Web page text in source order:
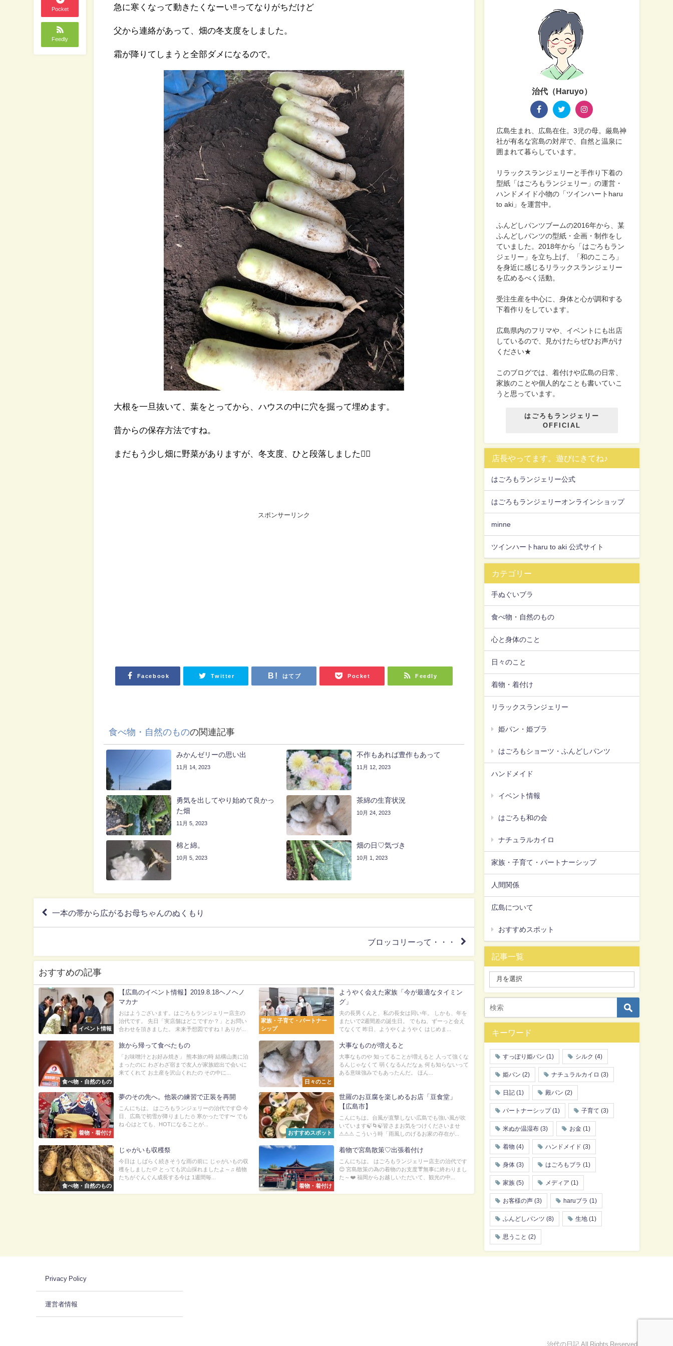
Pocket
Feedly
急に寒くなって動きたくなーい‼️ってなりがちだけど
父から連絡があって、畑の冬支度をしました。
霜が降りてしまうと全部ダメになるので。
大根を一旦抜いて、葉をとってから、ハウスの中に穴を掘って埋めます。
昔からの保存方法ですね。
まだもう少し畑に野菜がありますが、冬支度、ひと段落しました👍🏻
スポンサーリンク
Facebook Twitter はてブ Pocket Feedly
食べ物・自然のものの関連記事
みかんゼリーの思い出
11月 14, 2023
不作もあれば豊作もあって
11月 12, 2023
勇気を出してやり始めて良かっ
た畑
11月 5, 2023
茶綿の生育状況
10月 24, 2023
棉と綿。
10月 5, 2023
畑の日♡気づき
10月 1, 2023
一本の帯から広がるお母ちゃんのぬくもり
ブロッコリーって・・・
おすすめの記事
イベント情報
【広島のイベント情報】2019.8.18ヘノヘノ
マカナ
おはようございます。はごろもランジェリー店主の
治代です。 先日「実店舗はどこですか？」とお問い
合わせを頂きました。 未来予想図ですね！ありが...
家族・子育て・パートナー
シップ
ようやく会えた家族「今が最適なタイミン
グ」
夫の長男くんと、私の長女は同い年。 しかも、年を
またいで2週間差の誕生日。 でもね、ずーっと会え
てなくて 昨日、ようやくようやく はじめま...
食べ物・自然のもの
旅から帰って食べたもの
「お味噌汁とお好み焼き」 熊本旅の時 結構山奥に泊
まったのに わざわざ宿まで友人が家族総出で会いに
来てくれて お土産を沢山くれたの その中に...
日々のこと
大事なものが増えると
大事なものや 知ってることが増えると 人って強くな
るんじゃなくて 弱くなるんだなぁ 何も知らないって
ある意味強みでもあったんだ。 ほん...
着物・着付け
夢のその先へ。他装の練習で正装を再開
こんにちは。 はごろもランジェリーの治代です😊 今
日、広島で初雪が降りました⛄️ 寒かったです〜 でも
ね 心はとても、HOTになることが...
おすすめスポット
世羅のお豆腐を楽しめるお店「豆食堂」
【広島市】
こんにちは。台風が直撃しない広島でも強い風が吹
いています🍃🌀🍃皆さまお気をつけくださいませ
⚠︎⚠︎⚠︎ こういう時「雨風しのげるお家の存在が...
食べ物・自然のもの
じゃがいも収穫祭
今日は しばらく続きそうな雨の前に じゃがいもの収
穫をしました🥔 とっても沢山採れましたよ～♫ 植物
たちがぐんぐん成長する今は 1週間毎...
着物・着付け
着物で宮島散策♡出張着付け
こんにちは。 はごろもランジェリー店主の治代です
😊 宮島散策の為の着物のお支度👘無事に終わりまし
た～❤️ 福岡からお越しいただいて、観光の中...
治代（Haruyo）
広島生まれ、広島在住。3児の母。厳島神
社が有名な宮島の対岸で、自然と温泉に
囲まれて暮らしています。
リラックスランジェリーと手作り下着の
型紙「はごろもランジェリー」の運営・
ハンドメイド小物の「ツインハートharu
to aki」を運営中。
ふんどしパンツブームの2016年から、某
ふんどしパンツの型紙・企画・制作をし
ていました。2018年から「はごろもラン
ジェリー」を立ち上げ、「和のこころ」
を身近に感じるリラックスランジェリー
を広めるべく活動。
受注生産を中心に、身体と心が調和する
下着作りをしています。
広島県内のフリマや、イベントにも出店
しているので、見かけたらぜひお声がけ
ください★
このブログでは、着付けや広島の日常、
家族のことや個人的なことも書いていこ
うと思っています。
はごろもランジェリー
OFFICIAL
店長やってます。遊びにきてね♪
はごろもランジェリー公式
はごろもランジェリーオンラインショップ
minne
ツインハートharu to aki 公式サイト
カテゴリー
手ぬぐいブラ
食べ物・自然のもの
心と身体のこと
日々のこと
着物・着付け
リラックスランジェリー
姫パン・姫ブラ
はごろもショーツ・ふんどしパンツ
ハンドメイド
イベント情報
はごろも和の会
ナチュラルカイロ
家族・子育て・パートナーシップ
人間関係
広島について
おすすめスポット
記事一覧
キーワード
すっぽり姫パン (1) シルク (4)
姫パン (2) ナチュラルカイロ (3)
日記(1) 殿パン (2)
パートナーシップ(1) 子育て (3)
米ぬか温湿布(3) お金(1)
着物 (4) ハンドメイド (3)
身体(3) はごろもブラ (1)
家族(5) メディア (1)
お客様の声(3) haruブラ (1)
ふんどしパンツ (8) 生地(1)
思うこと (2)
Privacy Policy
運営者情報
治代の日記 All Rights Reserved.